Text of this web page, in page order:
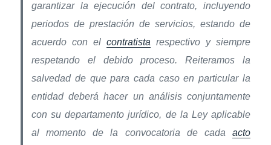
garantizar la ejecución del contrato, incluyendo
periodos de prestación de servicios, estando de
acuerdo con el contratista respectivo y siempre
respetando el debido proceso. Reiteramos la
salvedad de que para cada caso en particular la
entidad deberá hacer un análisis conjuntamente
con su departamento jurídico, de la Ley aplicable
al momento de la convocatoria de cada acto